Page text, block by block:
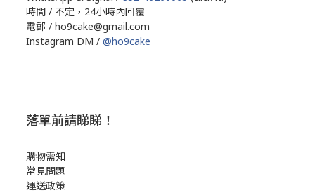
時間 / 不定，24小時內回覆
電郵 / ho9cake@gmail.com
Instagram DM / @ho9cake
落單前請睇睇！
購物需知
常見問題
運送政策